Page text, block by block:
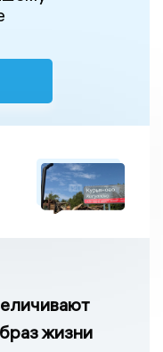
жизни